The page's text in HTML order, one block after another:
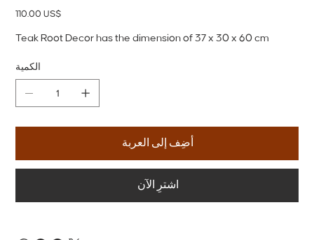
السعر ‏110.00 US$
Teak Root Decor has the dimension of 37 x 30 x 60 cm
الكمية
أضِف إلى العربة
اشترِ الآن